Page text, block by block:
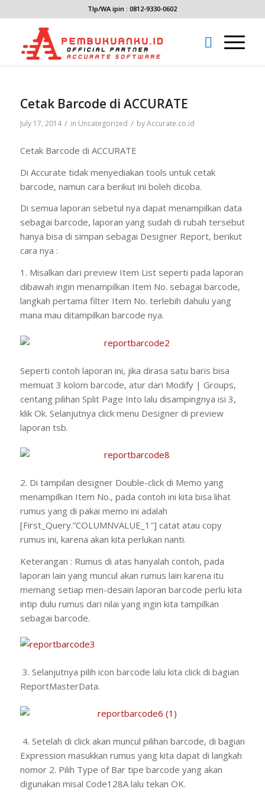
Tlp/WA ipin : 0812-9330-0602
Cetak Barcode di ACCURATE
July 17, 2014 / in Uncategorized / byAccurate.co.id
Cetak Barcode di ACCURATE
Di Accurate tidak menyediakan tools untuk cetak
barcode, namun cara berikut ini boleh dicoba.
Di semua laporan sebetul nya dapat menampilkan data
sebagai barcode, laporan yang sudah di rubah tersebut
hanya bisa di simpan sebagai Designer Report, berikut
cara nya :
1. Misalkan dari preview Item List seperti pada laporan
dibawah ingin menampilkan Item No. sebagai barcode,
langkah pertama filter Item No. terlebih dahulu yang
mana mau ditampilkan barcode nya.
Seperti contoh laporan ini, jika dirasa satu baris bisa
memuat 3 kolom barcode, atur dari Modify | Groups,
centang pilihan Split Page Into lalu disampingnya isi 3,
klik Ok. Selanjutnya click menu Designer di preview
laporan tsb.
2. Di tampilan designer Double-click di Memo yang
menampilkan Item No., pada contoh ini kita bisa lihat
rumus yang di pakai memo ini adalah
[First_Query.”COLUMNVALUE_1″] catat atau copy
rumus ini, karena akan kita perlukan nanti.
Keterangan : Rumus di atas hanyalah contoh, pada
laporan lain yang muncul akan rumus lain karena itu
memang setiap men-desain laporan barcode perlu kita
intip dulu rumus dari nilai yang ingin kita tampilkan
sebagai barcode.
3. Selanjutnya pilih icon barcode lalu kita click di bagian
ReportMasterData.
4. Setelah di click akan muncul pilihan barcode, di bagian
Expression masukkan rumus yang kita dapat di langkah
nomor 2. Pilih Type of Bar tipe barcode yang akan
digunakan misal Code128A lalu tekan OK.